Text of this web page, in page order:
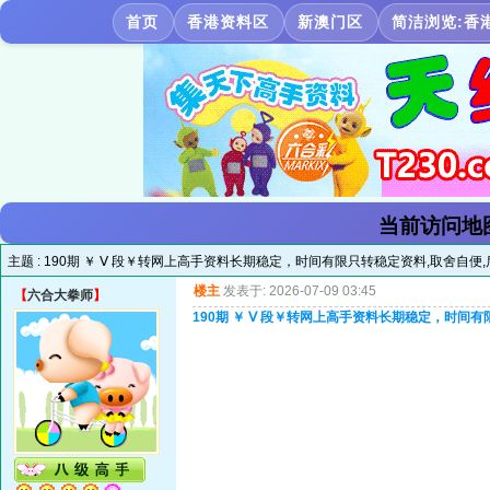
首页 香港资料区 新澳门区 简洁浏览:香
当前访问地
主题 : 190期 ￥ Ⅴ 段￥转网上高手资料长期稳定，时间有限只转稳定资料,取舍自便,
【六合大拳师】 楼主 发表于: 2026-07-09 03:45
190期 ￥ Ⅴ 段￥转网上高手资料长期稳定，时间有